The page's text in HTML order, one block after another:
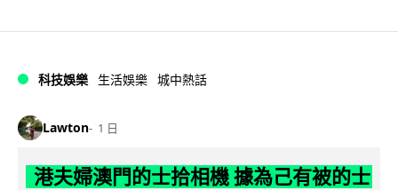
科技娛樂 生活娛樂 城中熱話
Lawton 1 日
港夫婦澳門的士拾相機 據為己有被的士